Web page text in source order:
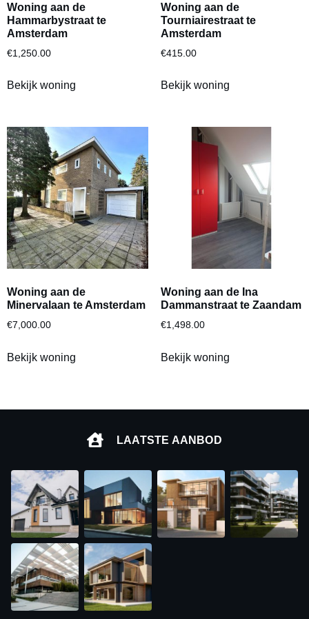
Woning aan de
Hammarbystraat te
Amsterdam
€1,250.00
Bekijk woning
Woning aan de
Tourniairestraat te
Amsterdam
€415.00
Bekijk woning
Woning aan de
Minervalaan te Amsterdam
€7,000.00
Bekijk woning
Woning aan de Ina
Dammanstraat te Zaandam
€1,498.00
Bekijk woning
LAATSTE AANBOD